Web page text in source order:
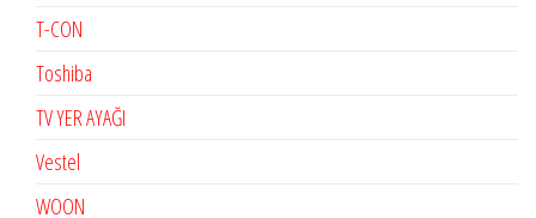
T-CON
Toshiba
TV YER AYAĞI
Vestel
WOON